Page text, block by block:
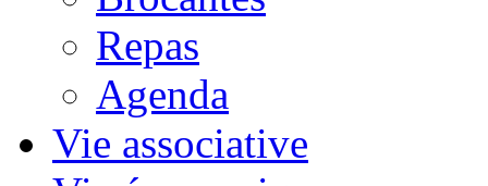
Repas
Agenda
Vie associative